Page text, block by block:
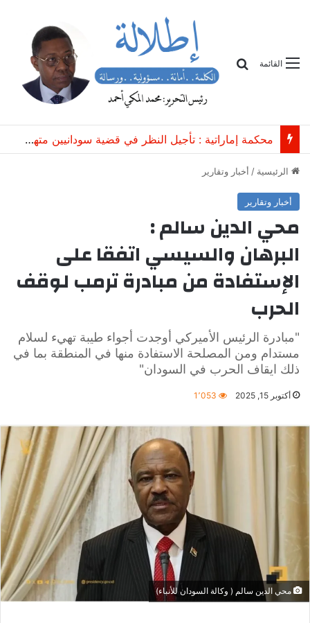
القائمة
محكمة إماراتية : تأجيل النظر في قضية سودانيين متهمين بـ”الاتجار غير المشروع بعتاد عسكري”
الرئيسية / أخبار وتقارير
أخبار وتقارير
محي الدين سالم :
البرهان والسيسي اتفقا على
الإستفادة من مبادرة ترمب لوقف
الحرب
"مبادرة الرئيس الأميركي أوجدت أجواء طيبة تهيء لسلام
مستدام ومن المصلحة الاستفادة منها في المنطقة بما في
ذلك ايقاف الحرب في السودان"
أكتوبر 15, 2025 1٬053
محي الدين سالم ( وكالة السودان للأنباء)